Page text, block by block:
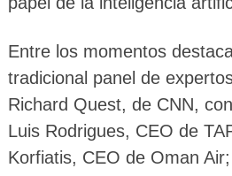
Entre los momentos
tradicional panel de
Richard Quest, de CNN,
Luis Rodrigues, CEO de
Korfiatis, CEO de Oman